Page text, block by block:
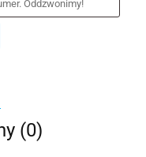
(0)